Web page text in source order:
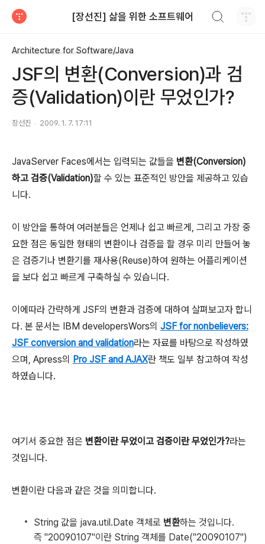
[장선진] 삶을 위한 소프트웨어
Architecture for Software/Java
JSF의 변환(Conversion)과 검
증(Validation)이란 무었인가?
장선진 2009. 1. 7. 17:11
JavaServer Faces에서는 입력되는 값들을 변환(Conversion)
하고 검증(Validation)할 수 있는 표준적인 방안을 제공하고 있습
니다.
이 방안을 통하여 여러분들은 언제나 쉽고 빠르게, 그리고 가장 중
요한 점은 동일한 형태의 변환이나 검증을 할 경우 미리 만들어 놓
은 검증기나 변환기를 재사용(Reuse)하여 원하는 어플리케이션
을 보다 쉽고 빠르게 구축하실 수 있습니다.
이에따라 간략하게 JSF의 변환과 검증에 대하여 살펴보고자 합니
다. 본 문서는 IBM developersWors의 JSF for nonbelievers:
JSF conversion and validation라는 자료를 바탕으로 작성하였
으며, Apress의 Pro JSF and AJAX란 책도 일부 참고하여 작성
하였습니다.
여기서 중요한 점은 변환이란 무었이고 검증이란 무었인가?라는
것입니다.
변환이란 다음과 같은 것을 의미합니다.
String 값을 java.util.Date 객체로 변환하는 것입니다.
즉 "20090107"이란 String 객체를 Date("20090107")